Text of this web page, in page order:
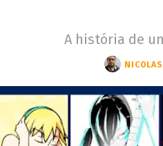
A história de